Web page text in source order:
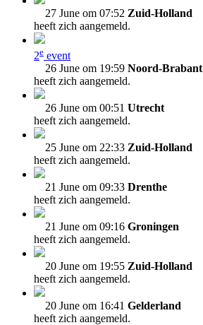
27 June om 07:52 Zuid-Holland
heeft zich aangemeld.
2e event
26 June om 19:59 Noord-Brabant
heeft zich aangemeld.
26 June om 00:51 Utrecht
heeft zich aangemeld.
25 June om 22:33 Zuid-Holland
heeft zich aangemeld.
21 June om 09:33 Drenthe
heeft zich aangemeld.
21 June om 09:16 Groningen
heeft zich aangemeld.
20 June om 19:55 Zuid-Holland
heeft zich aangemeld.
20 June om 16:41 Gelderland
heeft zich aangemeld.